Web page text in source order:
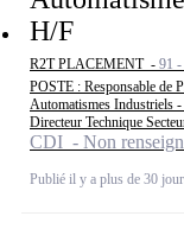
H/F
R2T PLACEMENT - 91
POSTE : Responsable de
Automatismes Industriels
Directeur Technique
CDI - Non
Publié il y a plus de 30